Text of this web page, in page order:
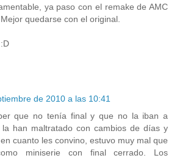
ya paso con el remake de AMC
quedarse con el original.
de 2010 a las 10:41
que no tenía final y que no la iban a
la han maltratado con cambios de días y
cuanto les convino, estuvo muy mal que
miniserie con final cerrado. Los